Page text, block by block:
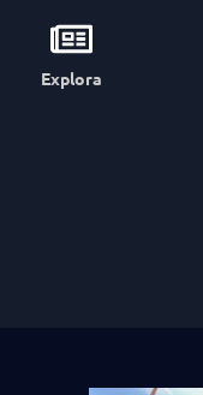
Explora